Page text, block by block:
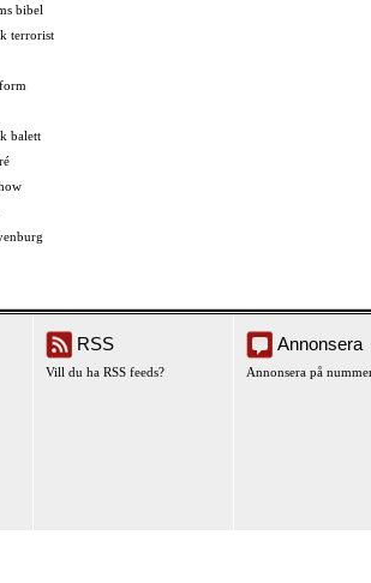
bibel
terrorist
balett
RSS
Vill du ha RSS feeds?
Annonsera
Annonsera på